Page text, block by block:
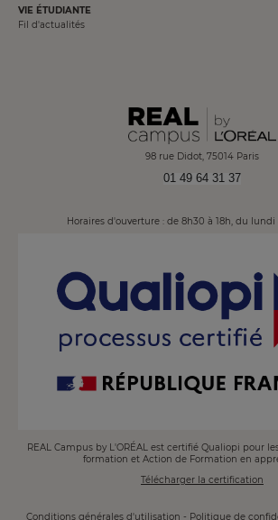
VIE ÉTUDIANTE
Fil d'actualités
98 rue Didot, 75014 Paris
01 49 64 31 37
Horaires d'ouverture : de 8h30 à 18h, du
REAL Campus by L'ORÉAL est certifié Qualiopi pour
formation et Action de Formation en
Télécharger la certification
Conditions générales d'utilisation Politique de